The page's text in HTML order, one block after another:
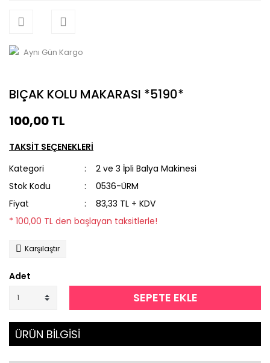
Aynı Gün Kargo
BIÇAK KOLU MAKARASI *5190*
100,00 TL
TAKSİT SEÇENEKLERİ
Kategori
2 ve 3 İpli Balya Makinesi
Stok Kodu
0536-ÜRM
Fiyat
83,33 TL + KDV
* 100,00 TL den başlayan taksitlerle!
Karşılaştır
Adet
SEPETE EKLE
ÜRÜN BİLGİSİ